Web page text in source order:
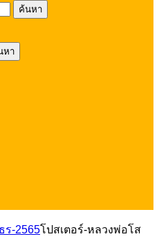
ค้นหา
หา
ร-2565โปสเตอร์-หลวงพ่อโส